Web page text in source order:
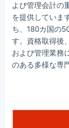
Wil***
Luc***
よび管理会計の
を提供していま
ち、180カ国の
す。資格取得後
および管理業務
のある多様な専